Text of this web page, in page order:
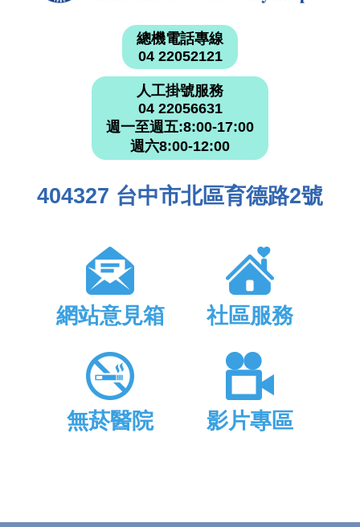
總機電話專線
04 22052121
人工掛號服務
04 22056631
週一至週五:8:00-17:00
週六8:00-12:00
404327 台中市北區育德路2號
網站意見箱 社區服務
無菸醫院 影片專區